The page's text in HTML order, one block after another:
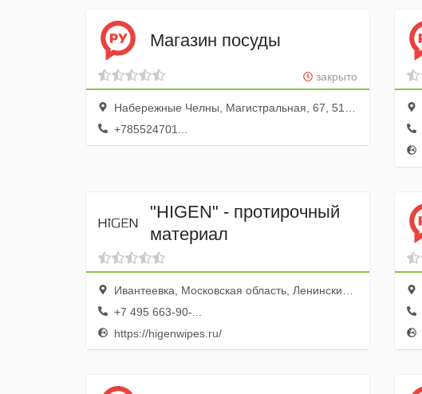
Магазин посуды
закрыто
Набережные Челны, Магистральная, 67, 512А складское помещение; база Закамье
+785524701...
"HIGEN" - протирочный
материал
Ивантеевка, Московская область, Ленинский городской округ, промзона Пуговичино, вл. 7
+7 495 663-90-...
https://higenwipes.ru/